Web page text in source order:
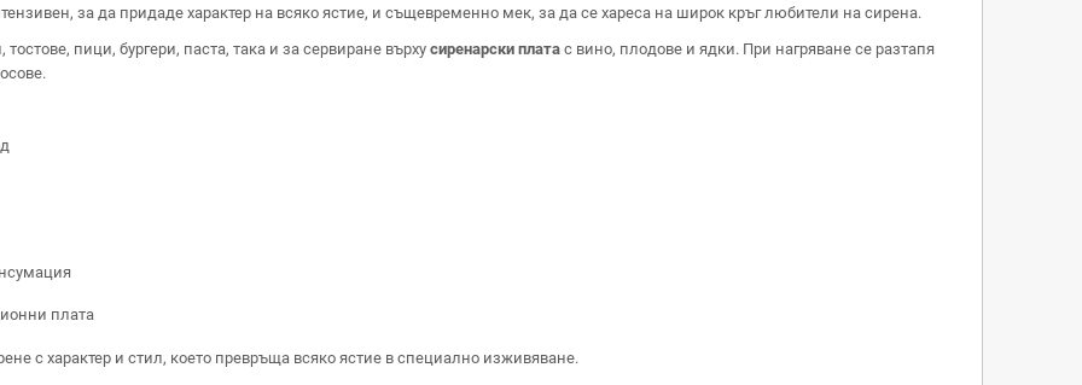
за да придаде характер на всяко ястие, и същевременно мек, за да се хареса на широк кръг любители на сирена.
тостове, пици, бургери, паста, така и за сервиране върху сиренарски плата с вино, плодове и ядки. При нагряване се разтапя
плата
с характер и стил, което превръща всяко ястие в специално изживяване.